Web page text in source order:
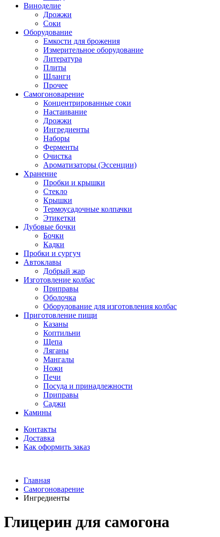
Виноделие
Дрожжи
Соки
Оборудование
Емкости для брожения
Измерительное оборудование
Литература
Плиты
Шланги
Прочее
Самогоноварение
Концентрированные соки
Настаивание
Дрожжи
Ингредиенты
Наборы
Ферменты
Очистка
Ароматизаторы (Эссенции)
Хранение
Пробки и крышки
Стекло
Крышки
Термоусадочные колпачки
Этикетки
Дубовые бочки
Бочки
Кадки
Пробки и сургуч
Автоклавы
Добрый жар
Изготовление колбас
Приправы
Оболочка
Оборудование для изготовления колбас
Приготовление пищи
Казаны
Коптильни
Щепа
Ляганы
Мангалы
Ножи
Печи
Посуда и принадлежности
Приправы
Саджи
Камины
Контакты
Доставка
Как оформить заказ
Главная
Самогоноварение
Ингредиенты
Глицерин для самогона